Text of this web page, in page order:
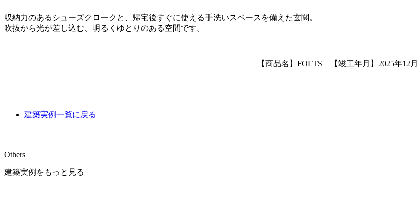
収納力のあるシューズクロークと、帰宅後すぐに使える手洗いスペースを備えた玄関。
吹抜から光が差し込む、明るくゆとりのある空間です。
【商品名】FOLTS 【竣工年月】2025年12月
建築実例一覧に戻る
Others
建築実例をもっと見る